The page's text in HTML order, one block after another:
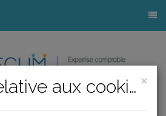
×
Politique relative aux cookies